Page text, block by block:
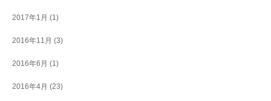
2017年1月 (1)
2016年11月 (3)
2016年6月 (1)
2016年4月 (23)